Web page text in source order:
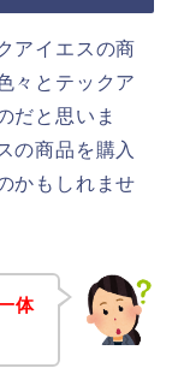
アイエスの商
々とテックア
だと思いま
の商品を購入
かもしれませ
体